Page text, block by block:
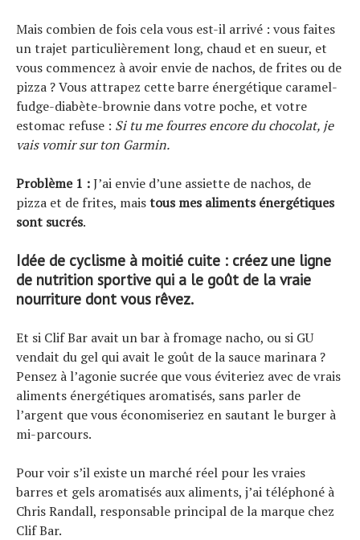
Mais combien de fois cela vous est-il arrivé : vous faites
un trajet particulièrement long, chaud et en sueur, et
vous commencez à avoir envie de nachos, de frites ou de
pizza ? Vous attrapez cette barre énergétique caramel-
fudge-diabète-brownie dans votre poche, et votre
estomac refuse : Si tu me fourres encore du chocolat, je
vais vomir sur ton Garmin.
Problème 1 :J’ai envie d’une assiette de nachos, de
pizza et de frites, maistous mes aliments énergétiques
sont sucrés.
Idée de cyclisme à moitié cuite : créez une ligne
de nutrition sportive qui a le goût de la vraie
nourriture dont vous rêvez.
Et si Clif Bar avait un bar à fromage nacho, ou si GU
vendait du gel qui avait le goût de la sauce marinara ?
Pensez à l’agonie sucrée que vous éviteriez avec de vrais
aliments énergétiques aromatisés, sans parler de
l’argent que vous économiseriez en sautant le burger à
mi-parcours.
Pour voir s’il existe un marché réel pour les vraies
barres et gels aromatisés aux aliments, j’ai téléphoné à
Chris Randall, responsable principal de la marque chez
Clif Bar.